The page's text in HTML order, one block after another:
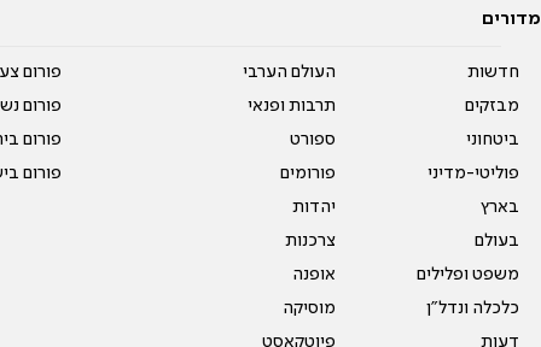
מדורים
חדשות
מבזקים
ביטחוני
פוליטי-מדיני
בארץ
בעולם
משפט ופלילים
כלכלה ונדל"ן
דעות
העולם הערבי
תרבות ופנאי
ספורט
פורומים
יהדות
צרכנות
אופנה
מוסיקה
פיוטקאסט
פורום
פורום
פורום
פורום